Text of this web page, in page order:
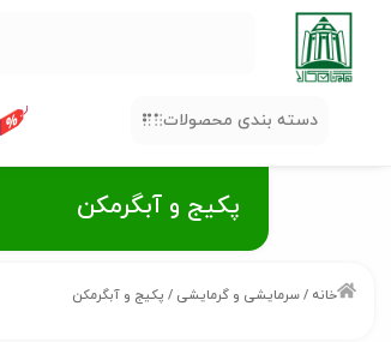
دسته بندی محصولات
پکیج و آبگرمکن
خانه /سرمایشی و گرمایشی / پکیج و آبگرمکن